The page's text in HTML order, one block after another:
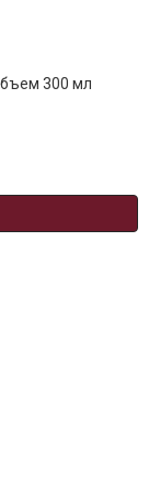
300 мл